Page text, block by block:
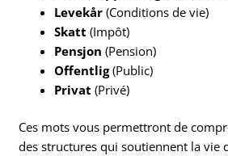
Levekår (Conditions de vie)
Skatt (Impôt)
Pensjon (Pension)
Offentlig(Public)
Privat (Privé)
Ces mots vous permettront de
des structures qui soutiennent la vie